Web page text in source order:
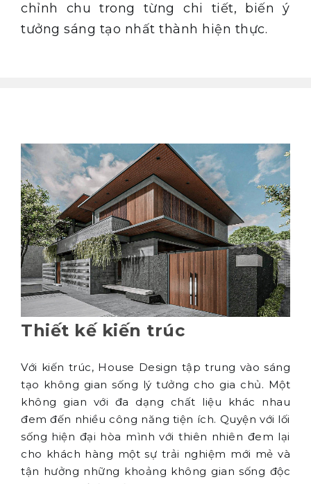
chỉnh chu trong từng chi tiết, biến ý
tưởng sáng tạo nhất thành hiện thực.
Thi công nội thất
Để đem đến một công trình hoàn chỉnh nhất,
trọng đến từng chi tiết nhỏ nhất. Bên cạnh đó,
đảm bảo tiến độ làm việc, hoàn thành nhanh
chóng và đúng hạn với mức chi phí hợp lý.
Chính những yếu tố này, đã làm nên một
thương hiệu House Design uy tín và được sự tín
nhiệm của nhiều thế hệ khách hàng.